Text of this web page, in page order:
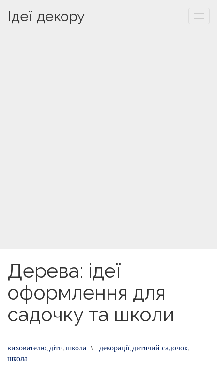
Ідеї декору
Дерева: ідеї
оформлення для
садочку та школи
вихователю, діти,школа \ декорації, дитячий садочок,
школа